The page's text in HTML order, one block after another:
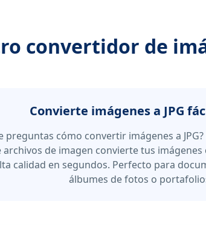
convertidor de
Convierte imágenes a JPG
preguntas cómo convertir imágenes a
archivos de imagen convierte tus imágenes
calidad en segundos. Perfecto para
álbumes de fotos o